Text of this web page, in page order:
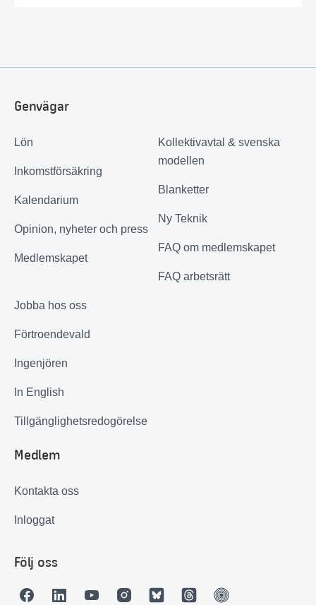
Genvägar
Lön
Inkomstförsäkring
Kalendarium
Opinion, nyheter och press
Medlemskapet
Kollektivavtal & svenska
modellen
Blanketter
Ny Teknik
FAQ om medlemskapet
FAQ arbetsrätt
Jobba hos oss
Förtroendevald
Ingenjören
In English
Tillgänglighetsredogörelse
Medlem
Kontakta oss
Inloggat
Följ oss